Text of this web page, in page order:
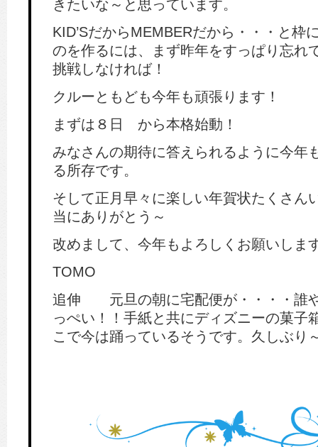
きたいな～と思っています。
KID’SだからMEMBERだから・・・と枠
のを作るには、まず昨年をすっぱり忘れ
挑戦しなければ！
クルーともども今年も頑張ります！
まずは８日 から本格始動！
みなさんの期待に答えられるように今年
る所存です。
そして正月早々に楽しい年賀状たくさん
当にありがとう～
改めまして、今年もよろしくお願いしま
TOMO
追伸 元旦の朝に宅配便が・・・・誰
っぺい！！手紙と共にディズニーの菓子
こで今は踊っているそうです。久しぶり